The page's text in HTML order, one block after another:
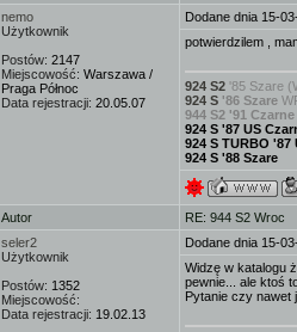
nemo
Użytkownik
Postów: 2147
Miejscowość: Warszawa /
Praga Północ
Data rejestracji: 20.05.07
Dodane dnia 15-
potwierdzilem ,
924 S2 '85 Szare
924 S '86 Szare
944 S2 '91 Czarne
924 S '87 US
924 S TURBO '87
924 S '88 Szare
Autor
RE: 944 S2 Wroc
seler2
Użytkownik
Postów: 1352
Miejscowość:
Data rejestracji: 19.02.13
Dodane dnia 15-
Widzę w katalogu
pewnie... ale ktoś
Pytanie czy nawet